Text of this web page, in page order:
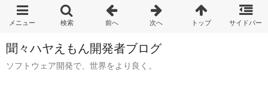
聞々ハヤえもん開発者ブログ
ソフトウェア開発で、世界をより良く。